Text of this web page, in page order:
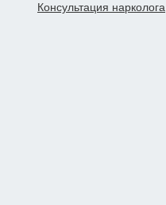
Консультация нарколога